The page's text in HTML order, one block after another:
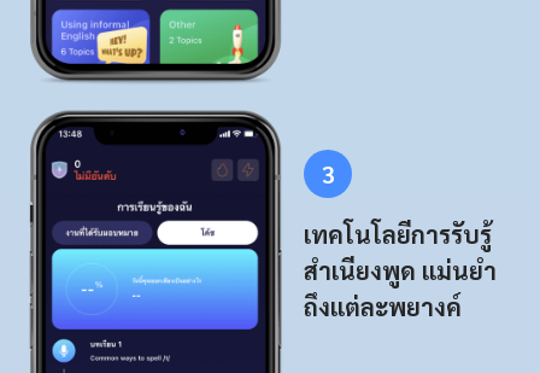
3
เทคโนโลยีการรับรู้
สำเนียงพูด แม่นยำ
ถึงแต่ละพยางค์